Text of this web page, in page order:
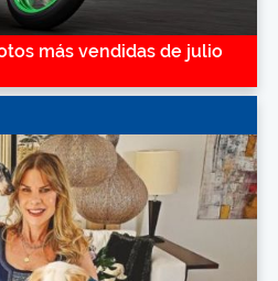
más vendidas de julio